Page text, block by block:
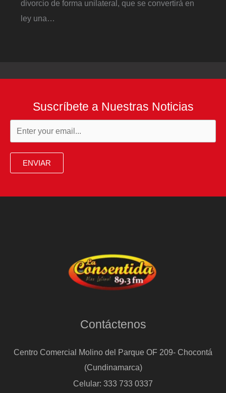
divorcio de forma unilateral, que se convertirá en
ley una…
Suscríbete a Nuestras Noticias
ENVIAR
Contáctenos
Centro Comercial Molino del Parque OF 209- Chocontá
(Cundinamarca)
Celular: 333 733 0337